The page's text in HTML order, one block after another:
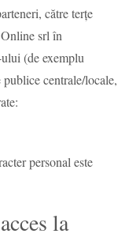
către terțe
srl în
(de exemplu
centrale/locale,
personal este
la